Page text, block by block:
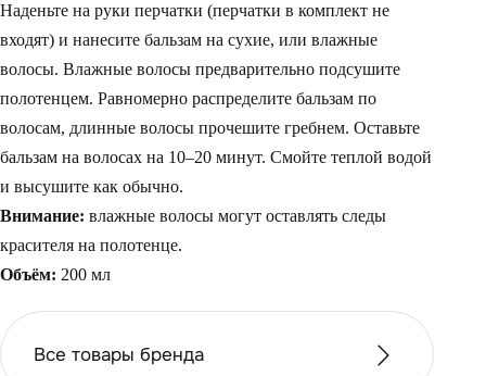
Наденьте на руки перчатки (перчатки в комплект не
входят) и нанесите бальзам на сухие, или влажные
волосы. Влажные волосы предварительно подсушите
полотенцем. Равномерно распределите бальзам по
волосам, длинные волосы прочешите гребнем. Оставьте
бальзам на волосах на 10–20 минут. Смойте теплой водой
и высушите как обычно.
Внимание: влажные волосы могут оставлять следы
красителя на полотенце.
Объём: 200 мл
Все товары бренда